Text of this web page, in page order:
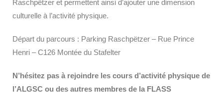
Raschpëtzer et permettent ainsi d’ajouter une dimension
culturelle à l’activité physique.
Départ du parcours : Parking Raschpëtzer – Rue Prince
Henri – C126 Montée du Stafelter
N’hésitez pas à rejoindre les cours d’activité physique de
l’ALGSC ou des autres membres de la FLASS